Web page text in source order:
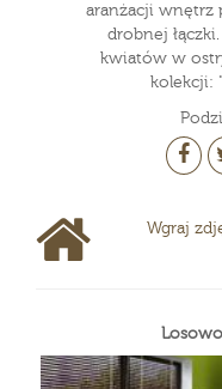
aranżacji wnętrz
drobnej
kwiatów w
kolekcji:
Wgraj